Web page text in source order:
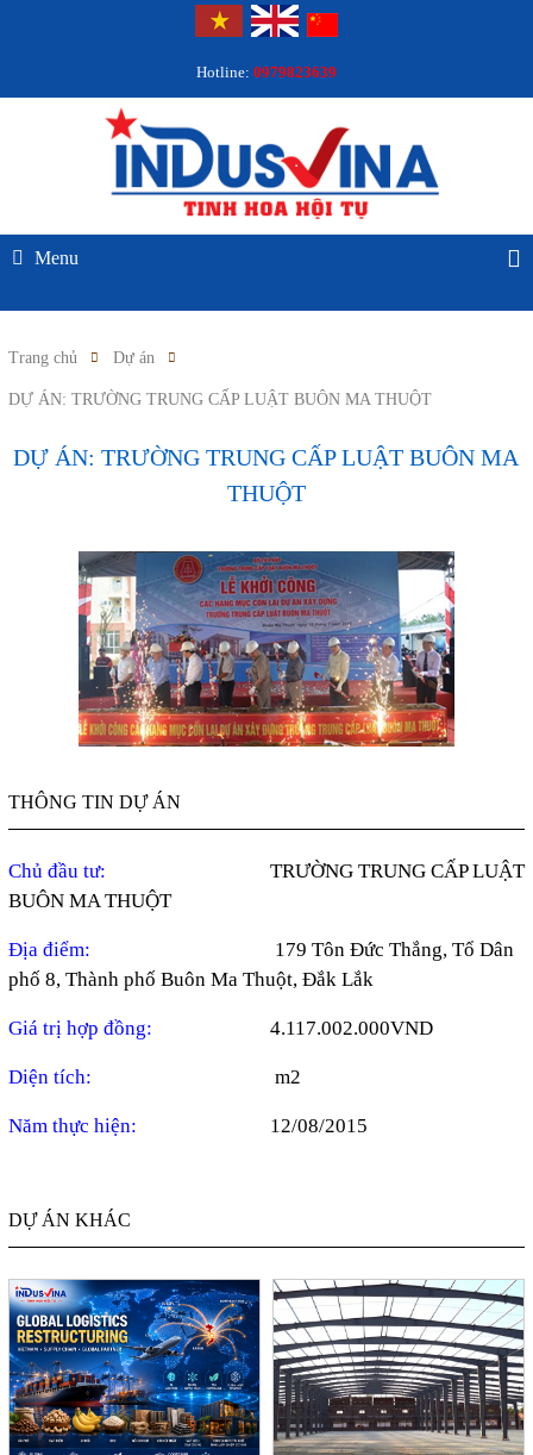
Hotline: 0979823639
Menu
Trang chủ Dự án
DỰ ÁN: TRƯỜNG TRUNG CẤP LUẬT BUÔN MA THUỘT
DỰ ÁN: TRƯỜNG TRUNG CẤP LUẬT BUÔN MA
THUỘT
THÔNG TIN DỰ ÁN
Chủ đầu tư:
TRƯỜNG TRUNG CẤP LUẬT
BUÔN MA THUỘT
Địa điểm:
179 Tôn Đức Thắng, Tổ Dân
phố 8, Thành phố Buôn Ma Thuột, Đắk Lắk
Giá trị hợp đồng: 4.117.002.000VND
Diện tích: m2
Năm thực hiện: 12/08/2015
DỰ ÁN KHÁC